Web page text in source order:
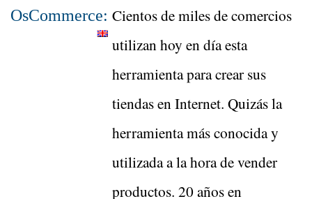
OsCommerce: Cientos de miles de comercios
utilizan hoy en día esta
herramienta para crear sus
tiendas en Internet. Quizás la
herramienta más conocida y
utilizada a la hora de vender
productos. 20 años en